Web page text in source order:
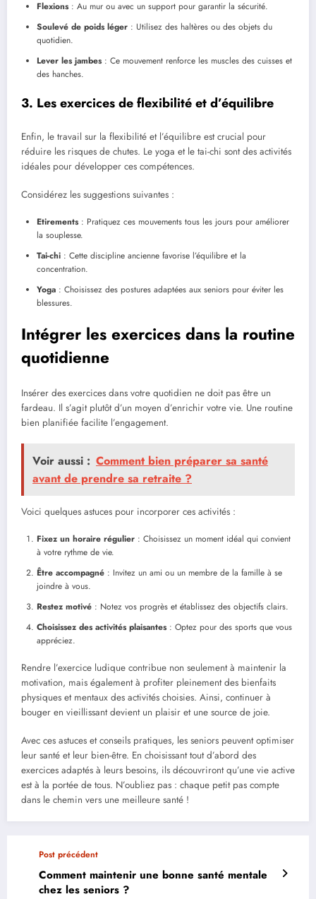
Flexions: Au mur ou avec un support pour garantir la sécurité.
Soulevé de poids léger : Utilisez des haltères ou des objets du
quotidien.
Lever les jambes: Ce mouvement renforce les muscles des cuisses et
des hanches.
3. Les exercices de flexibilité et d’équilibre
Enfin, le travail sur la flexibilité et l’équilibre est crucial pour
réduire les risques de chutes. Le yoga et le tai-chi sont des activités
idéales pour développer ces compétences.
Considérez les suggestions suivantes :
Etirements: Pratiquez ces mouvements tous les jours pour améliorer
la souplesse.
Tai-chi : Cette discipline ancienne favorise l’équilibre et la
concentration.
Yoga : Choisissez des postures adaptées aux seniors pour éviter les
blessures.
Intégrer les exercices dans la routine
quotidienne
Insérer des exercices dans votre quotidien ne doit pas être un
fardeau. Il s’agit plutôt d’un moyen d’enrichir votre vie. Une routine
bien planifiée facilite l’engagement.
Voir aussi : Comment bien préparer sa santé
avant de prendre sa retraite ?
Voici quelques astuces pour incorporer ces activités :
Fixez un horaire régulier : Choisissez un moment idéal qui convient
à votre rythme de vie.
Être accompagné : Invitez un ami ou un membre de la famille à se
joindre à vous.
Restez motivé : Notez vos progrès et établissez des objectifs clairs.
Choisissez des activités plaisantes: Optez pour des sports que vous
appréciez.
Rendre l’exercice ludique contribue non seulement à maintenir la
motivation, mais également à profiter pleinement des bienfaits
physiques et mentaux des activités choisies. Ainsi, continuer à
bouger en vieillissant devient un plaisir et une source de joie.
Avec ces astuces et conseils pratiques, les seniors peuvent optimiser
leur santé et leur bien-être. En choisissant tout d’abord des
exercices adaptés à leurs besoins, ils découvriront qu’une vie active
est à la portée de tous. N’oubliez pas : chaque petit pas compte
dans le chemin vers une meilleure santé !
Post précédent
Comment maintenir une bonne santé mentale
chez les seniors ?